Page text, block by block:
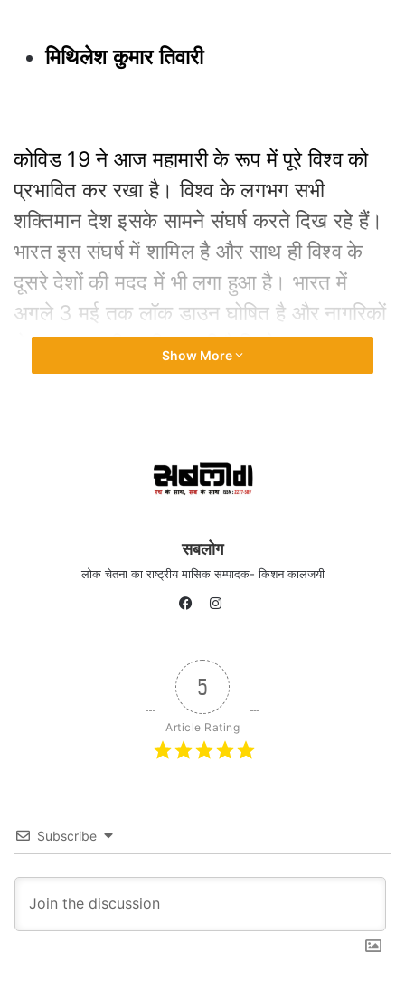
मिथिलेश कुमार तिवारी
कोविड 19 ने आज महामारी के रूप में पूरे विश्व को
प्रभावित कर रखा है। विश्व के लगभग सभी
शक्तिमान देश इसके सामने संघर्ष करते दिख रहे हैं।
भारत इस संघर्ष में शामिल है और साथ ही विश्व के
दूसरे देशों की मदद में भी लगा हुआ है। भारत में
अगले 3 मई तक लॉक डाउन घोषित है और नागरिकों
से लगातार अपील की जा रही है कि वे अनावश्यक घर
से बाहर ना निकलें। कोविड 19 ने दुनिया की सारी
ध्वस्त हैं। इन पर पड़ने वाले प्रभावों का आकलन
आने वाला समय करेगा।
फिलहाल, लॉक डाउन के चलते घरों में परोक्ष रूप से
Show More
सबलोग
लोक चेतना का राष्ट्रीय मासिक सम्पादक- किशन कालजयी
Instagram
5
Article Rating
Subscribe